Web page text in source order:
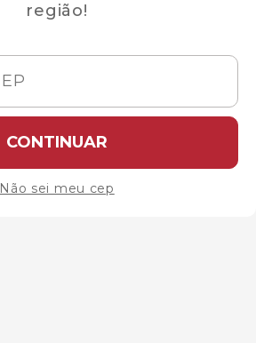
região!
CONTINUAR
Não sei meu cep